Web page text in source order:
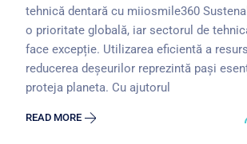
tehnică dentară cu miiosmile360
o prioritate globală, iar sectorul de
face excepție. Utilizarea eficientă a
reducerea deșeurilor reprezintă pași
proteja planeta. Cu ajutorul
READ MORE